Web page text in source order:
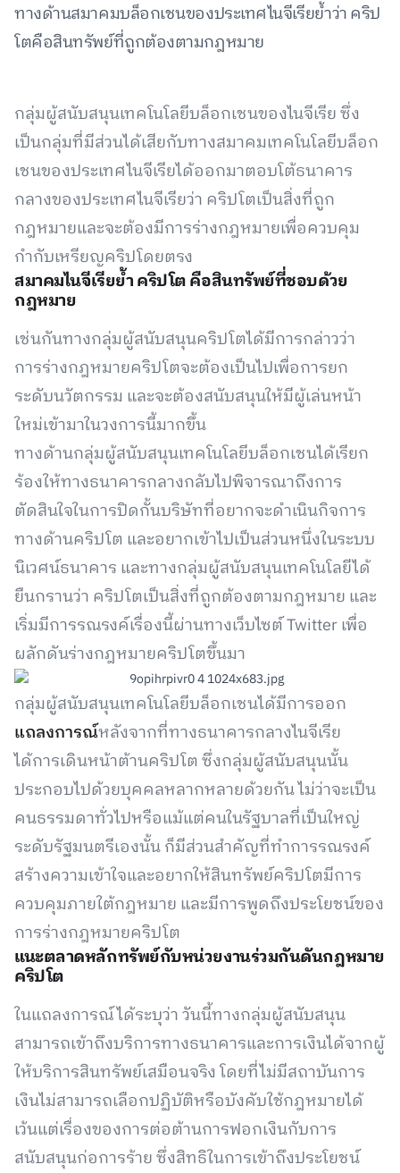
ทางด้านสมาคมบล็อกเชนของประเทศไนจีเรียย้ำว่า คริป
โตคือสินทรัพย์ที่ถูกต้องตามกฎหมาย
กลุ่มผู้สนับสนุนเทคโนโลยีบล็อกเชนของไนจีเรีย ซึ่ง
เป็นกลุ่มที่มีส่วนได้เสียกับทางสมาคมเทคโนโลยีบล็อก
เชนของประเทศไนจีเรียได้ออกมาตอบโต้ธนาคาร
กลางของประเทศไนจีเรียว่า คริปโตเป็นสิ่งที่ถูก
กฎหมายและจะต้องมีการร่างกฎหมายเพื่อควบคุม
กำกับเหรียญคริปโดยตรง
สมาคมไนจีเรียย้ำ คริปโต คือสินทรัพย์ที่ชอบด้วย
กฎหมาย
เช่นกันทางกลุ่มผู้สนับสนุนคริปโตได้มีการกล่าวว่า
การร่างกฎหมายคริปโตจะต้องเป็นไปเพื่อการยก
ระดับนวัตกรรม และจะต้องสนับสนุนให้มีผู้เล่นหน้า
ใหม่เข้ามาในวงการนี้มากขึ้น
ทางด้านกลุ่มผู้สนับสนุนเทคโนโลยีบล็อกเชนได้เรียก
ร้องให้ทางธนาคารกลางกลับไปพิจารณาถึงการ
ตัดสินใจในการปิดกั้นบริษัทที่อยากจะดำเนินกิจการ
ทางด้านคริปโต และอยากเข้าไปเป็นส่วนหนึ่งในระบบ
นิเวศน์ธนาคาร และทางกลุ่มผู้สนับสนุนเทคโนโลยีได้
ยืนกรานว่า คริปโตเป็นสิ่งที่ถูกต้องตามกฎหมาย และ
เริ่มมีการรณรงค์เรื่องนี้ผ่านทางเว็บไซต์ Twitter เพื่อ
ผลักดันร่างกฎหมายคริปโตขึ้นมา
กลุ่มผู้สนับสนุนเทคโนโลยีบล็อกเชนได้มีการออก
แถลงการณ์หลังจากที่ทางธนาคารกลางไนจีเรีย
ได้การเดินหน้าต้านคริปโต ซึ่งกลุ่มผู้สนับสนุนนั้น
ประกอบไปด้วยบุคคลหลากหลายด้วยกัน ไม่ว่าจะเป็น
คนธรรมดาทั่วไปหรือแม้แต่คนในรัฐบาลที่เป็นใหญ่
ระดับรัฐมนตรีเองนั้น ก็มีส่วนสำคัญที่ทำการรณรงค์
สร้างความเข้าใจและอยากให้สินทรัพย์คริปโตมีการ
ควบคุมภายใต้กฎหมาย และมีการพูดถึงประโยชน์ของ
การร่างกฎหมายคริปโต
แนะตลาดหลักทรัพย์กับหน่วยงานร่วมกันดันกฎหมาย
คริปโต
ในแถลงการณ์ได้ระบุว่า วันนี้ทางกลุ่มผู้สนับสนุน
สามารถเข้าถึงบริการทางธนาคารและการเงินได้จากผู้
ให้บริการสินทรัพย์เสมือนจริง โดยที่ไม่มีสถาบันการ
เงินไม่สามารถเลือกปฏิบัติหรือบังคับใช้กฎหมายได้
เว้นแต่เรื่องของการต่อต้านการฟอกเงินกับการ
สนับสนุนก่อการร้าย ซึ่งสิทธิในการเข้าถึงประโยชน์